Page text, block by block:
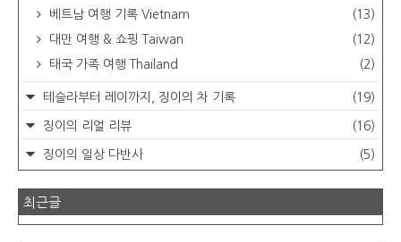
베트남 여행 기록 Vietnam
(13)
대만 여행 & 쇼핑 Taiwan
(12)
태국 가족 여행 Thailand
(2)
테슬라부터 레이까지, 징이의 차 기록 (19)
징이의 리얼 리뷰 (16)
징이의 일상 다반사 (5)
최근글